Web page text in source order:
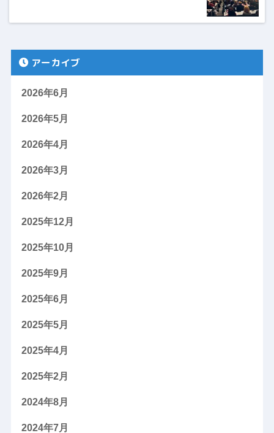
アーカイブ
2026年6月
2026年5月
2026年4月
2026年3月
2026年2月
2025年12月
2025年10月
2025年9月
2025年6月
2025年5月
2025年4月
2025年2月
2024年8月
2024年7月